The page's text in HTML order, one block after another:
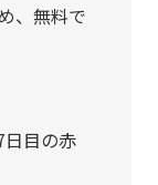
、無料で
目の赤